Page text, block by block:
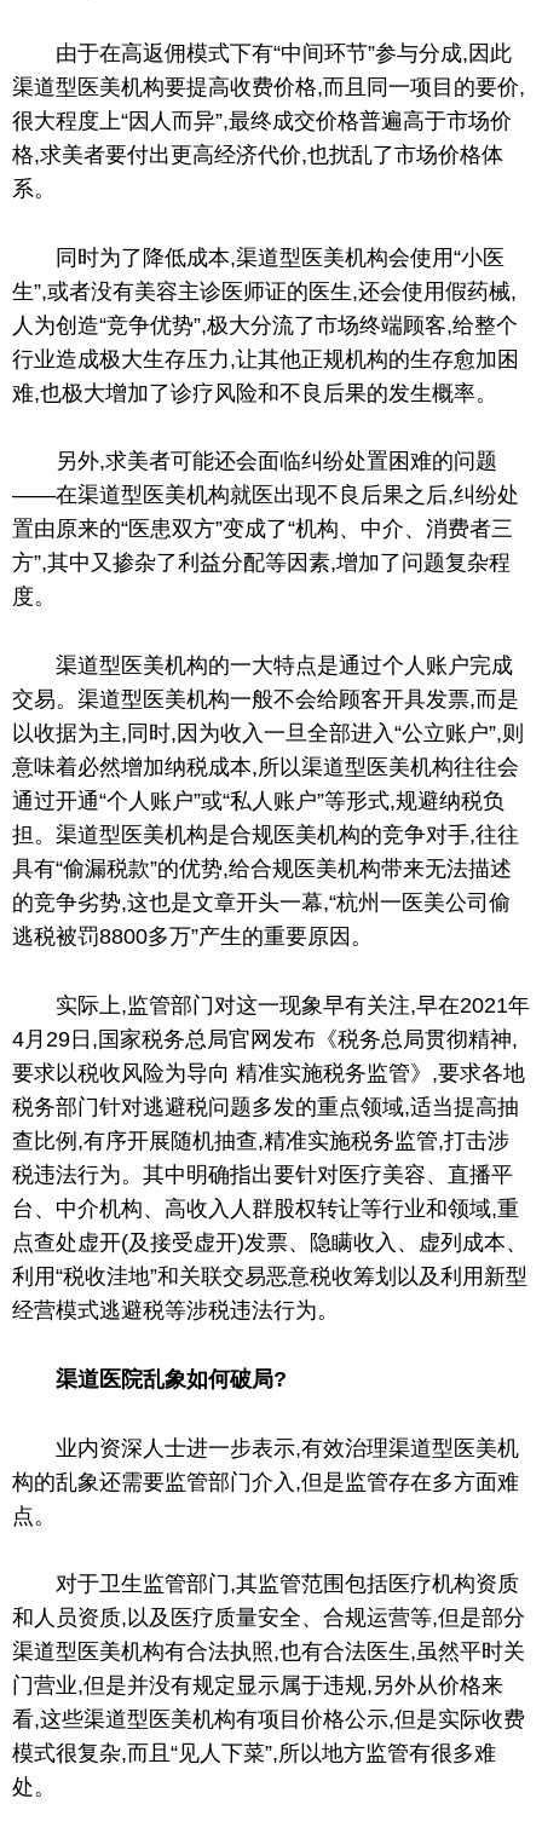
由于在高返佣模式下有“中间环节”参与分成,因此
渠道型医美机构要提高收费价格,而且同一项目的要价,
很大程度上“因人而异”,最终成交价格普遍高于市场价
格,求美者要付出更高经济代价,也扰乱了市场价格体
系。
同时为了降低成本,渠道型医美机构会使用“小医
生”,或者没有美容主诊医师证的医生,还会使用假药械,
人为创造“竞争优势”,极大分流了市场终端顾客,给整个
行业造成极大生存压力,让其他正规机构的生存愈加困
难,也极大增加了诊疗风险和不良后果的发生概率。
另外,求美者可能还会面临纠纷处置困难的问题
——在渠道型医美机构就医出现不良后果之后,纠纷处
置由原来的“医患双方”变成了“机构、中介、消费者三
方”,其中又掺杂了利益分配等因素,增加了问题复杂程
度。
渠道型医美机构的一大特点是通过个人账户完成
交易。渠道型医美机构一般不会给顾客开具发票,而是
以收据为主,同时,因为收入一旦全部进入“公立账户”,则
意味着必然增加纳税成本,所以渠道型医美机构往往会
通过开通“个人账户”或“私人账户”等形式,规避纳税负
担。渠道型医美机构是合规医美机构的竞争对手,往往
具有“偷漏税款”的优势,给合规医美机构带来无法描述
的竞争劣势,这也是文章开头一幕,“杭州一医美公司偷
逃税被罚8800多万”产生的重要原因。
实际上,监管部门对这一现象早有关注,早在2021年
4月29日,国家税务总局官网发布《税务总局贯彻精神,
要求以税收风险为导向 精准实施税务监管》,要求各地
税务部门针对逃避税问题多发的重点领域,适当提高抽
查比例,有序开展随机抽查,精准实施税务监管,打击涉
税违法行为。其中明确指出要针对医疗美容、直播平
台、中介机构、高收入人群股权转让等行业和领域,重
点查处虚开(及接受虚开)发票、隐瞒收入、虚列成本、
利用“税收洼地”和关联交易恶意税收筹划以及利用新型
经营模式逃避税等涉税违法行为。
渠道医院乱象如何破局?
业内资深人士进一步表示,有效治理渠道型医美机
构的乱象还需要监管部门介入,但是监管存在多方面难
点。
对于卫生监管部门,其监管范围包括医疗机构资质
和人员资质,以及医疗质量安全、合规运营等,但是部分
渠道型医美机构有合法执照,也有合法医生,虽然平时关
门营业,但是并没有规定显示属于违规,另外从价格来
看,这些渠道型医美机构有项目价格公示,但是实际收费
模式很复杂,而且“见人下菜”,所以地方监管有很多难
处。